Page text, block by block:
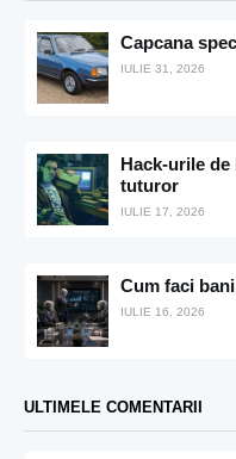
Capcana
IULIE 31, 2026
Hack-urile de
tuturor
IULIE 17, 2026
Cum faci
IULIE 16, 2026
ULTIMELE COMENTARII